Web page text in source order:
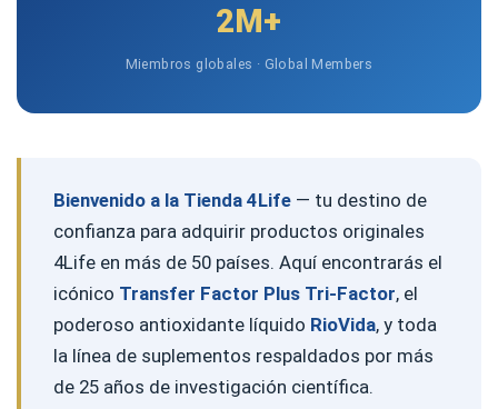
2M+
Miembros globales · Global Members
Bienvenido a la Tienda 4Life— tu destino de
confianza para adquirir productos originales
4Life en más de 50 países. Aquí encontrarás el
icónico Transfer Factor Plus Tri-Factor, el
poderoso antioxidante líquido RioVida, y toda
la línea de suplementos respaldados por más
de 25 años de investigación científica.